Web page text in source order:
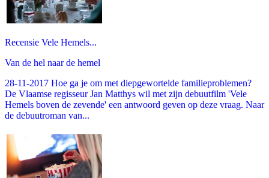
Recensie Vele Hemels...
Van de hel naar de hemel
28-11-2017 Hoe ga je om met diepgewortelde familieproblemen?
De Vlaamse regisseur Jan Matthys wil met zijn debuutfilm 'Vele
Hemels boven de zevende' een antwoord geven op deze vraag. Naar
de debuutroman van...